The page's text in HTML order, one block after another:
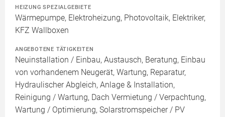
HEIZUNG SPEZIALGEBIETE
Wärmepumpe, Elektroheizung, Photovoltaik, Elektriker,
KFZ Wallboxen
ANGEBOTENE TÄTIGKEITEN
Neuinstallation / Einbau, Austausch, Beratung, Einbau
von vorhandenem Neugerät, Wartung, Reparatur,
Hydraulischer Abgleich, Anlage & Installation,
Reinigung / Wartung, Dach Vermietung / Verpachtung,
Wartung / Optimierung, Solarstromspeicher / PV